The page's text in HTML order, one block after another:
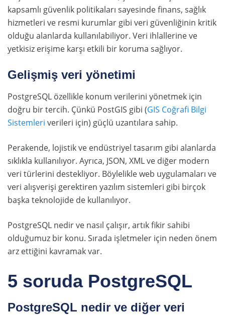
kapsamlı güvenlik politikaları sayesinde finans, sağlık
hizmetleri ve resmi kurumlar gibi veri güvenliğinin kritik
olduğu alanlarda kullanılabiliyor. Veri ihlallerine ve
yetkisiz erişime karşı etkili bir koruma sağlıyor.
Gelişmiş veri yönetimi
PostgreSQL özellikle konum verilerini yönetmek için
doğru bir tercih. Çünkü PostGIS gibi (GIS Coğrafi Bilgi
Sistemleri verileri için) güçlü uzantılara sahip.
Perakende, lojistik ve endüstriyel tasarım gibi alanlarda
sıklıkla kullanılıyor. Ayrıca, JSON, XML ve diğer modern
veri türlerini destekliyor. Böylelikle web uygulamaları ve
veri alışverişi gerektiren yazılım sistemleri gibi birçok
başka teknolojide de kullanılıyor.
PostgreSQL nedir ve nasıl çalışır, artık fikir sahibi
olduğumuz bir konu. Sırada işletmeler için neden önem
arz ettiğini kavramak var.
5 soruda PostgreSQL
PostgreSQL nedir ve diğer veri